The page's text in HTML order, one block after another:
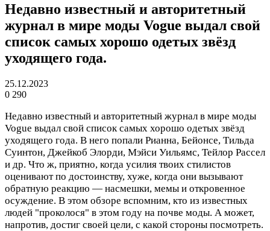
Недавно известный и авторитетный
журнал в мире моды Vogue выдал свой
список самых хорошо одетых звёзд
уходящего года.
25.12.2023
0 290
Недавно известный и авторитетный журнал в мире моды
Vogue выдал свой список самых хорошо одетых звёзд
уходящего года. В него попали Рианна, Бейонсе, Тильда
Суинтон, Джейкоб Элорди, Мэйси Уильямс, Тейлор Рассел
и др. Что ж, приятно, когда усилия твоих стилистов
оценивают по достоинству, хуже, когда они вызывают
обратную реакцию — насмешки, мемы и откровенное
осуждение. В этом обзоре вспомним, кто из известных
людей "проколося" в этом году на почве моды. А может,
напротив, достиг своей цели, с какой стороны посмотреть.